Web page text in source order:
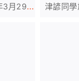
3月29日
津諺同